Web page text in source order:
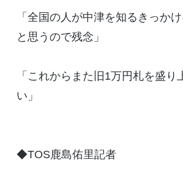
「全国の人が中津を知るきっか
と思うので残念」
「これからまた旧1万円札を盛り
い」
◆TOS鹿島佑里記者